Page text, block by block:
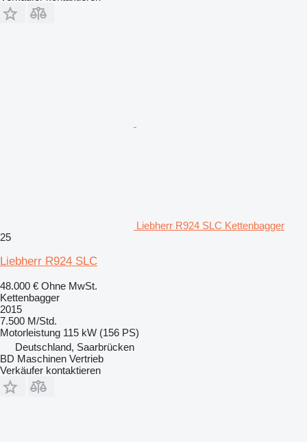
Liebherr R924 SLC Kettenbagger
25
Liebherr R924 SLC
48.000 € Ohne MwSt.
Kettenbagger
2015
7.500 M/Std.
Motorleistung 115 kW (156 PS)
Deutschland, Saarbrücken
BD Maschinen Vertrieb
Verkäufer kontaktieren